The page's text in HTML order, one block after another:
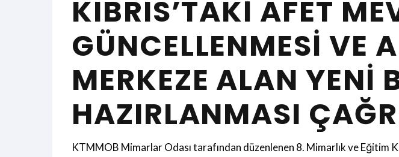
KIBRIS’TAKI AFET
GÜNCELLENMESI VE
MERKEZE ALAN YENI
HAZIRLANMASI
KTMMOB Mimarlar Odası tarafından düzenlenen 8. Mimarlık ve Eğitim